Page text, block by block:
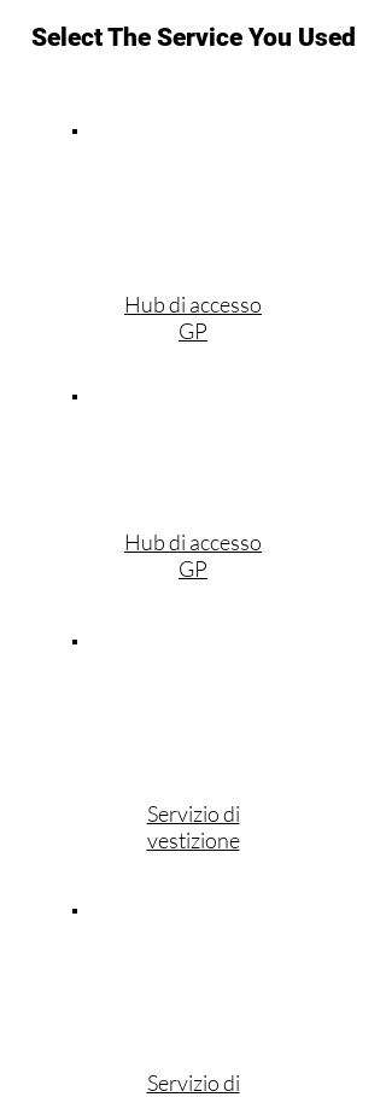
Select The Service You Used
Hub di accesso
GP
Hub di accesso
GP
Servizio di
vestizione
Servizio di